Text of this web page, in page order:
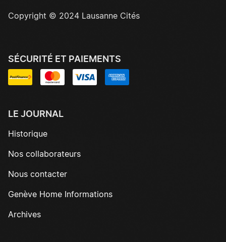
Copyright © 2024 Lausanne Cités
SÉCURITÉ ET PAIEMENTS
LE JOURNAL
Historique
Nos collaborateurs
Nous contacter
Genève Home Informations
Archives